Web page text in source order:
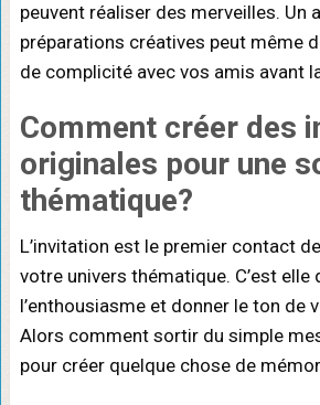
peuvent réaliser des merveilles. Un
préparations créatives peut même
de complicité avec vos amis avant
Comment créer des
originales pour une
thématique?
L’invitation est le premier contact
votre univers thématique. C’est elle
l’enthousiasme et donner le ton de
Alors comment sortir du simple
pour créer quelque chose de